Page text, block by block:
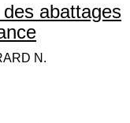
abattages
N.